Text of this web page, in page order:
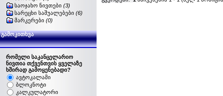
საოჯახო ნივთები (3)
სარეცხი საშუალებები (6)
მარკერები (0)
გამოკითხვა
რომელი საკანცელარიო
ნივთია თქვენთვის ყველაზე
ხშირად გამოყენებადი?
ავტოკალამი
ბლოკნოტი
კალკულატორი